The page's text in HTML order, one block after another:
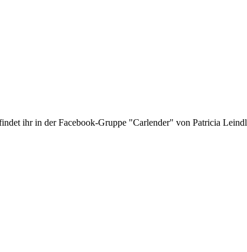
ihr in der Facebook-Gruppe "Carlender" von Patricia Leindl